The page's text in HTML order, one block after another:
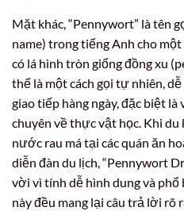
Mặt khác, “Pennywort” là tên
name) trong tiếng Anh cho
có lá hình tròn giống đồng xu
thế là một cách gọi tự nhiên,
giao tiếp hàng ngày, đặc biệt
chuyên về thực vật học. Khi
nước rau má tại các quán ăn
diễn đàn du lịch, “Pennywort
vời vì tính dễ hình dung và
này đều mang lại câu trả lời rõ